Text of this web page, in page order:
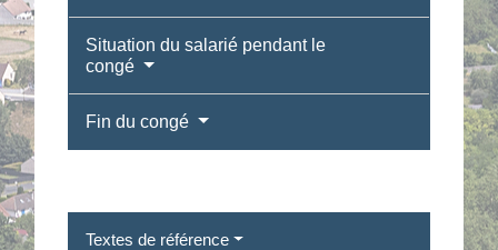
Situation du salarié pendant le
congé
Fin du congé
Textes de référence